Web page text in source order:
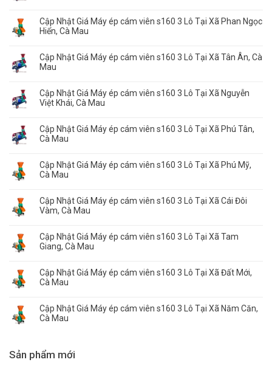
Cập Nhật Giá Máy ép cám viên s160 3 Lô Tại Xã Phan Ngọc
Hiển, Cà Mau
Cập Nhật Giá Máy ép cám viên s160 3 Lô Tại Xã Tân Ân, Cà
Mau
Cập Nhật Giá Máy ép cám viên s160 3 Lô Tại Xã Nguyễn
Việt Khái, Cà Mau
Cập Nhật Giá Máy ép cám viên s160 3 Lô Tại Xã Phú Tân,
Cà Mau
Cập Nhật Giá Máy ép cám viên s160 3 Lô Tại Xã Phú Mỹ,
Cà Mau
Cập Nhật Giá Máy ép cám viên s160 3 Lô Tại Xã Cái Đôi
Vàm, Cà Mau
Cập Nhật Giá Máy ép cám viên s160 3 Lô Tại Xã Tam
Giang, Cà Mau
Cập Nhật Giá Máy ép cám viên s160 3 Lô Tại Xã Đất Mới,
Cà Mau
Cập Nhật Giá Máy ép cám viên s160 3 Lô Tại Xã Năm Căn,
Cà Mau
Sản phẩm mới